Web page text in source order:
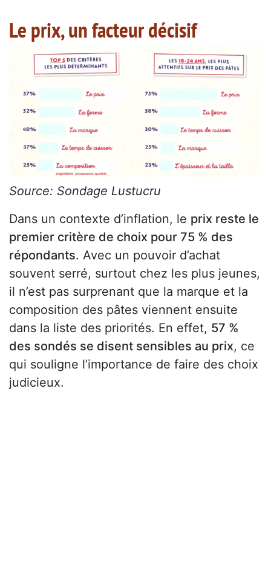
Le prix, un facteur décisif
Source: Sondage Lustucru
Dans un contexte d’inflation, le prix reste le
premier critère de choix pour 75 % des
répondants. Avec un pouvoir d’achat
souvent serré, surtout chez les plus jeunes,
il n’est pas surprenant que la marque et la
composition des pâtes viennent ensuite
dans la liste des priorités. En effet, 57 %
des sondés se disent sensibles au prix, ce
qui souligne l’importance de faire des choix
judicieux.